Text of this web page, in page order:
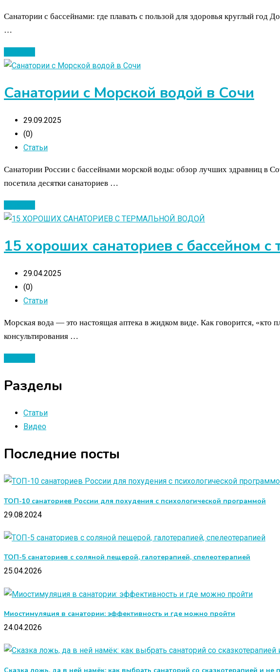
Санатории с бассейнами: где плавать с пользой для здоровья круглый
…
Санатории с Морской водой в Сочи
29.09.2025
(0)
Статьи
Санатории России с бассейнами морской воды: обзор лучших здравниц в
посетила десятки санаториев …
15 хороших санаториев с бассейном
29.04.2025
(0)
Статьи
Морская вода — это настоящая аптека в жидком виде. Как говорится, «кто
консультирования …
Разделы
Статьи
Видео
Последние посты
ТОП-10 санаториев России для похудения с психологической программой
29.08.2024
ТОП-5 санаториев с соляной пещерой, галотерапией, спелеотерапией
25.04.2026
Миостимуляция в санатории: эффективность и где можно пройти
24.04.2026